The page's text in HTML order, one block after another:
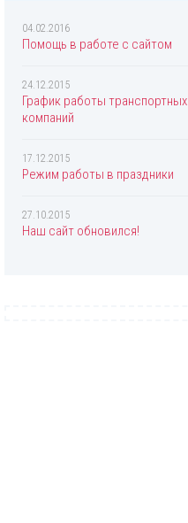
Christian Dior
Clinique
Coach
Davidoff
Dolce & Gabbana
04.02.2016
Помощь в работе с сайтом
24.12.2015
График работы транспортных
компаний
17.12.2015
Режим работы в праздники
27.10.2015
Наш сайт обновился!